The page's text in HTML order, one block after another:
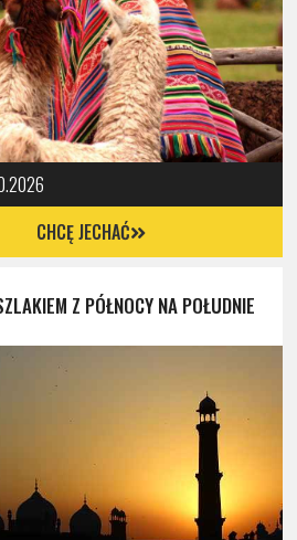
CHCĘ JECHAĆ
Z PÓŁNOCY NA POŁUDNIE